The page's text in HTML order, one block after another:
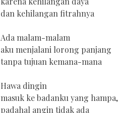
dan kehilangan fitrahnya
Ada malam-malam
aku menjalani lorong panjang
tanpa tujuan kemana-mana
Hawa dingin
masuk ke badanku yang hampa,
padahal angin tidak ada